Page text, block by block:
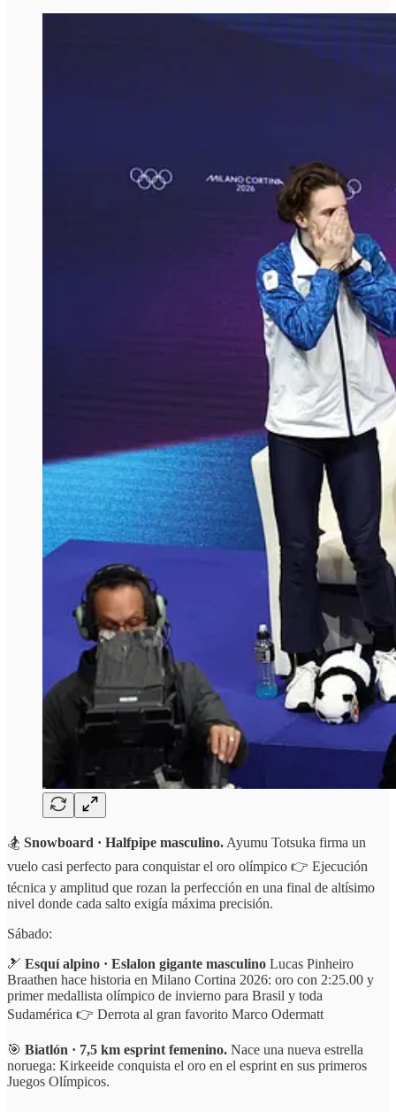
🏂 Snowboard · Halfpipe masculino. Ayumu Totsuka firma un
vuelo casi perfecto para conquistar el oro olímpico 👉 Ejecución
técnica y amplitud que rozan la perfección en una final de altísimo
nivel donde cada salto exigía máxima precisión.
Sábado:
🎿 Esquí alpino · Eslalon gigante masculino Lucas Pinheiro
Braathen hace historia en Milano Cortina 2026: oro con 2:25.00 y
primer medallista olímpico de invierno para Brasil y toda
Sudamérica 👉 Derrota al gran favorito Marco Odermatt
🎯 Biatlón · 7,5 km esprint femenino. Nace una nueva estrella
noruega: Kirkeeide conquista el oro en el esprint en sus primeros
Juegos Olímpicos.